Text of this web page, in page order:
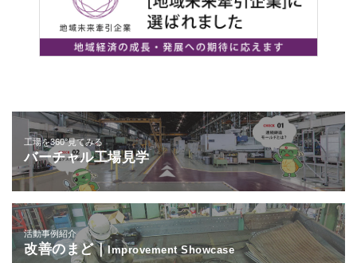
工場を360°見てみる
バーチャル工場見学
活動事例紹介
改善のまど｜Improvement Showcase